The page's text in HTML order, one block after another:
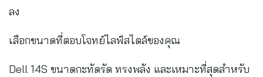
ลง
เลือกขนาดที่ตอบโจทย์ไลฟ์สไตล์ของคุณ
Dell 14S ขนาดกะทัดรัด ทรงพลัง และเหมาะที่สุดสำหรับ